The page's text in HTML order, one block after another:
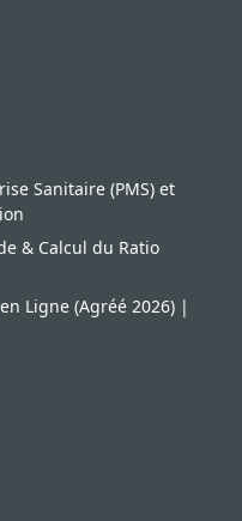
Sanitaire (PMS) et
& Calcul du Ratio
Ligne (Agréé 2026) |